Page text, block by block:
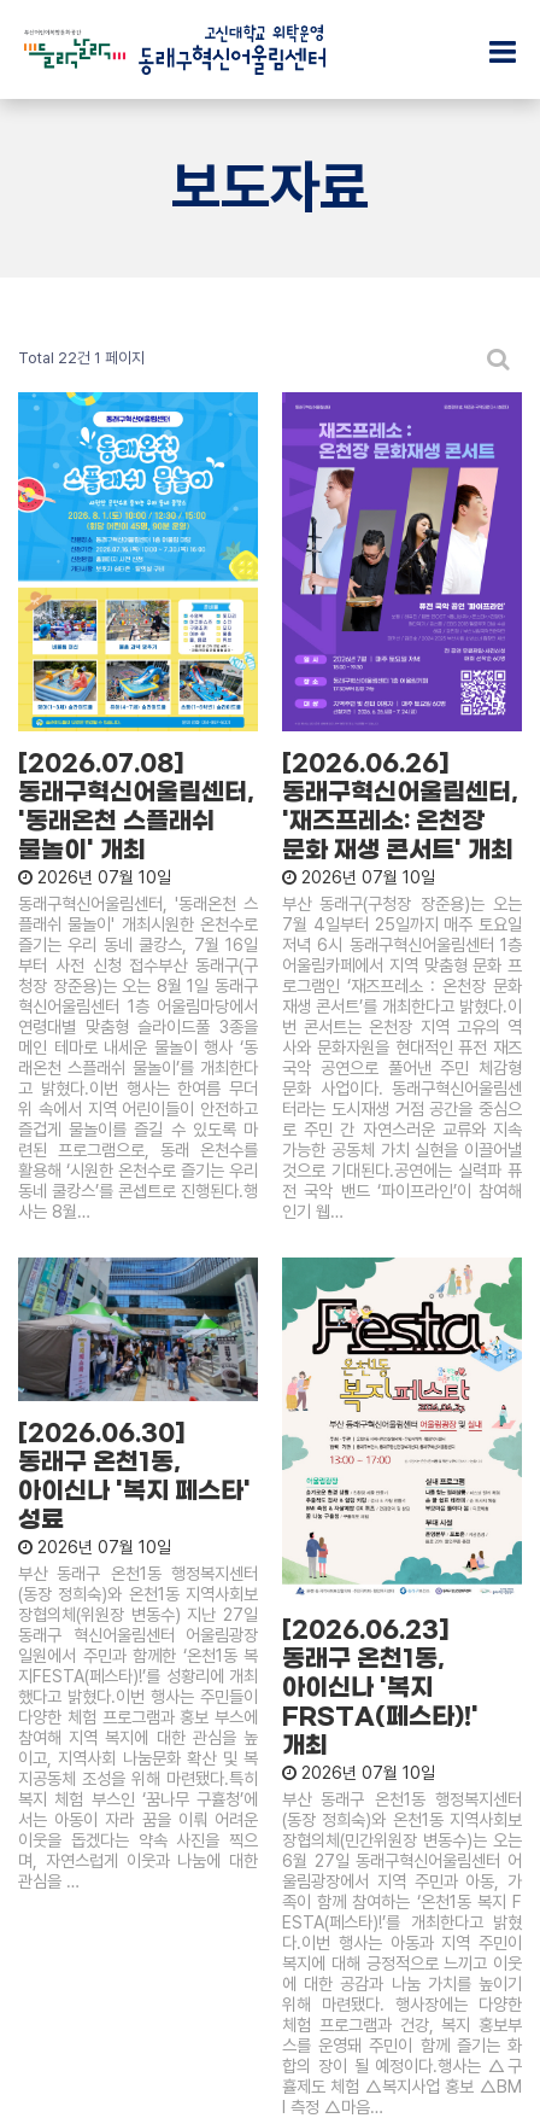
말
직
도
층
별
안
내
오
시
는
길
이
용
안
내
사
미
디
어
홀
견
학
신
청
작
은
서
관
견
학
신
청
모
행
사
소
식
질
문
료
만
족
도
조
보도자료
Total 22건 1 페이지
[2026.07.08]
동래구혁신어울림센터,
'동래온천 스플래쉬
물놀이' 개최
2026년 07월 10일
동래구혁신어울림센터, '동래온천 스
플래쉬 물놀이' 개최시원한 온천수로
즐기는 우리 동네 쿨캉스, 7월 16일
부터 사전 신청 접수부산 동래구(구
청장 장준용)는 오는 8월 1일 동래구
혁신어울림센터 1층 어울림마당에서
연령대별 맞춤형 슬라이드풀 3종을
메인 테마로 내세운 물놀이 행사 ‘동
래온천 스플래쉬 물놀이’를 개최한다
고 밝혔다.이번 행사는 한여름 무더
위 속에서 지역 어린이들이 안전하고
즐겁게 물놀이를 즐길 수 있도록 마
련된 프로그램으로, 동래 온천수를
활용해 ‘시원한 온천수로 즐기는 우리
동네 쿨캉스’를 콘셉트로 진행된다.행
사는 8월…
[2026.06.26]
동래구혁신어울림센터,
'재즈프레소: 온천장
문화 재생 콘서트' 개최
2026년 07월 10일
부산 동래구(구청장 장준용)는 오는
7월 4일부터 25일까지 매주 토요일
저녁 6시 동래구혁신어울림센터 1층
어울림카페에서 지역 맞춤형 문화 프
로그램인 ‘재즈프레소 : 온천장 문화
재생 콘서트’를 개최한다고 밝혔다.이
번 콘서트는 온천장 지역 고유의 역
사와 문화자원을 현대적인 퓨전 재즈
국악 공연으로 풀어낸 주민 체감형
문화 사업이다. 동래구혁신어울림센
터라는 도시재생 거점 공간을 중심으
로 주민 간 자연스러운 교류와 지속
가능한 공동체 가치 실현을 이끌어낼
것으로 기대된다.공연에는 실력파 퓨
전 국악 밴드 ‘파이프라인’이 참여해
인기 웹…
[2026.06.30]
동래구 온천1동,
아이신나 '복지 페스타'
성료
2026년 07월 10일
부산 동래구 온천1동 행정복지센터
(동장 정희숙)와 온천1동 지역사회보
장협의체(위원장 변동수) 지난 27일
동래구 혁신어울림센터 어울림광장
일원에서 주민과 함께한 ‘온천1동 복
지FESTA(페스타)!’를 성황리에 개최
했다고 밝혔다.이번 행사는 주민들이
다양한 체험 프로그램과 홍보 부스에
참여해 지역 복지에 대한 관심을 높
이고, 지역사회 나눔문화 확산 및 복
지공동체 조성을 위해 마련됐다.특히
복지 체험 부스인 ‘꿈나무 구휼청’에
서는 아동이 자라 꿈을 이뤄 어려운
이웃을 돕겠다는 약속 사진을 찍으
며, 자연스럽게 이웃과 나눔에 대한
관심을 …
[2026.06.23]
동래구 온천1동,
아이신나 '복지
FRSTA(페스타)!'
개최
2026년 07월 10일
부산 동래구 온천1동 행정복지센터
(동장 정희숙)와 온천1동 지역사회보
장협의체(민간위원장 변동수)는 오는
6월 27일 동래구혁신어울림센터 어
울림광장에서 지역 주민과 아동, 가
족이 함께 참여하는 ‘온천1동 복지 F
ESTA(페스타)!’를 개최한다고 밝혔
다.이번 행사는 아동과 지역 주민이
복지에 대해 긍정적으로 느끼고 이웃
에 대한 공감과 나눔 가치를 높이기
위해 마련됐다. 행사장에는 다양한
체험 프로그램과 건강, 복지 홍보부
스를 운영돼 주민이 함께 즐기는 화
합의 장이 될 예정이다.행사는 △구
휼제도 체험 △복지사업 홍보 △BM
I 측정 △마음…